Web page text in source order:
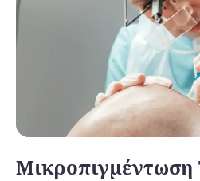
Μικροπιγμέντωση